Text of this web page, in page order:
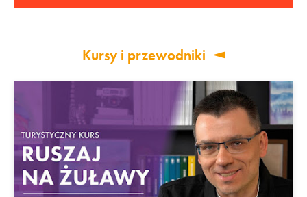
Kursy i przewodniki